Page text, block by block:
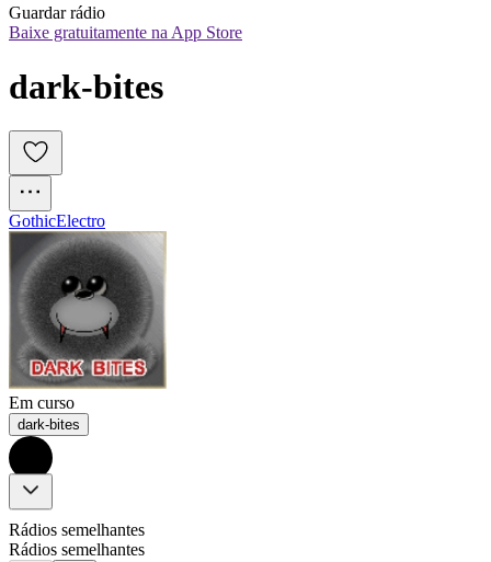
Guardar rádio
Baixe gratuitamente na App Store
dark-bites
GothicElectro
Em curso
dark-bites
Rádios semelhantes
Rádios semelhantes